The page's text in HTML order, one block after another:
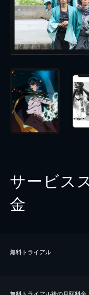
サービス
金
無料トライアル
無料トライアル後の⽉額料金